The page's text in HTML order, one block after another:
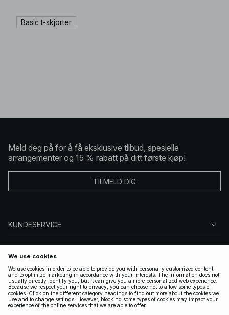
Basic t-skjorter
Meld deg på for å få eksklusive tilbud, spesielle
arrangementer og 15 % rabatt på ditt første kjøp!
TILMELD DIG
KUNDESERVICE
FØLG OSS
LOVLIG